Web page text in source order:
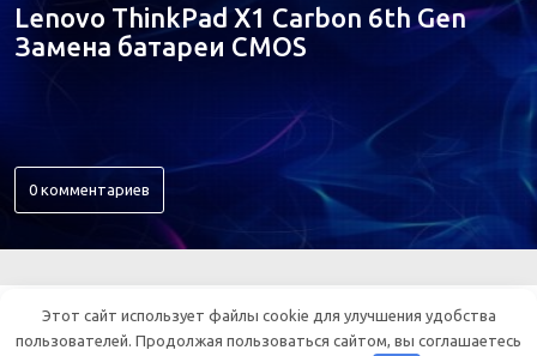
Lenovo ThinkPad X1 Carbon 6th Gen
Замена батареи CMOS
0 комментариев
ВСЕ ОБ ЭЛЕКТРОНИКЕ
Этот сайт использует файлы cookie для улучшения удобства
пользователей. Продолжая пользоваться сайтом, вы соглашаетесь